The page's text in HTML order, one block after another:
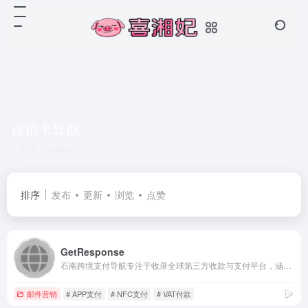
排序 发布 更新 浏览 点赞
GetResponse
邮件营销 # APP支付 # NFC支付 # VAT付款